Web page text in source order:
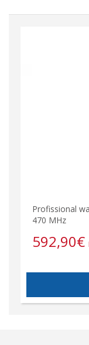
Profissional
470 MHz
592,90€